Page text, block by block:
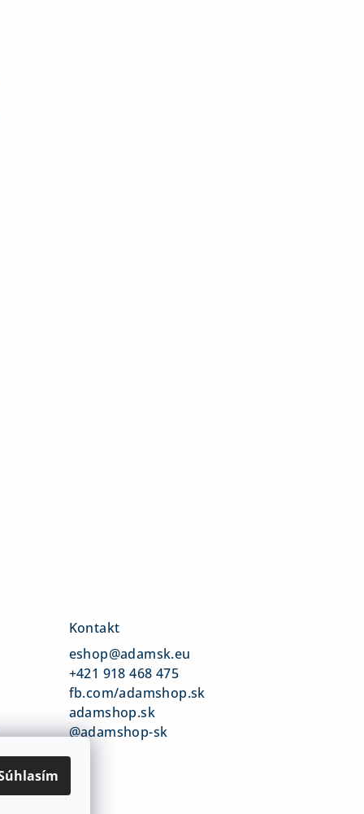
Kontakt
eshop@adamsk.eu
+421 918 468 475
fb.com/adamshop.sk
adamshop.sk
@adamshop-sk